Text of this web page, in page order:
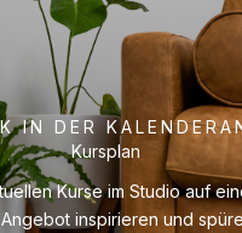
IN DER
Kursplan
Kurse im Studio auf
inspirieren und